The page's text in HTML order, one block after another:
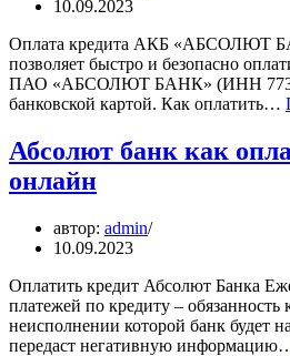
10.09.2023
Оплата кредита АКБ «АБСОЛЮТ
позволяет быстро и безопасно
ПАО «АБСОЛЮТ БАНК» (ИНН
банковской картой. Как оплатить…
Абсолют банк как
онлайн
автор: admin
10.09.2023
Оплатить кредит Абсолют Банка
платежей по кредиту –
неисполнении которой банк будет
передаст негативную